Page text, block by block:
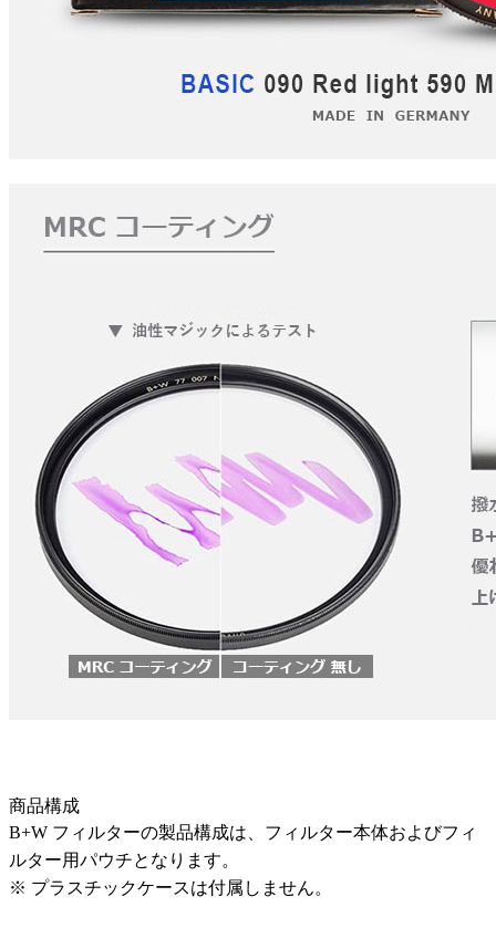
商品構成
B+W フィルターの製品構成は、フィルター本体およびフィ
ルター用パウチとなります。
※ プラスチックケースは付属しません。